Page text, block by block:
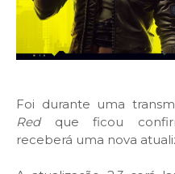
Foi durante uma
Redque ficou
receberá uma nova